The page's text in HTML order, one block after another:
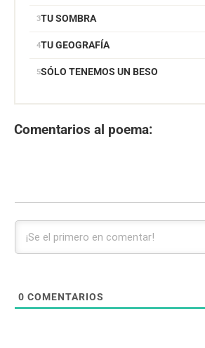
TU SOMBRA
TU GEOGRAFÍA
SÓLO TENEMOS UN BESO
Comentarios al poema:
0 COMENTARIOS